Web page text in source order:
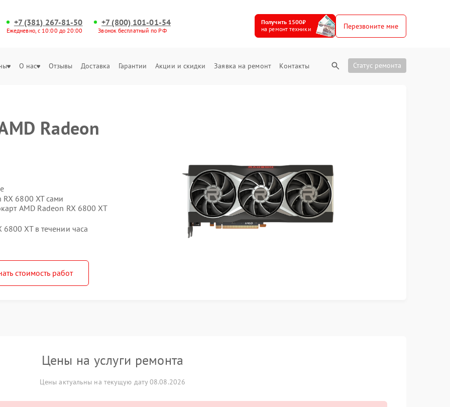
+7 (381) 267-81-50
Ежедневно, с 10:00 до 20:00
+7 (800) 101-01-54
Звонок бесплатный по РФ
Получить 1500₽
на ремонт техники
Перезвоните мне
О нас Отзывы Доставка Гарантии Акции и скидки Заявка на ремонт Контакты Статус ремонта
Radeon
RX 6800 XT сами
AMD Radeon RX 6800 XT
XT в течении часа
стоимость работ
Цены на услуги ремонта
Цены актуальны на текущую дату 08.08.2026